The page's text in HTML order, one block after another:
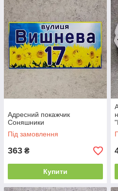
Адресний покажчик
Соняшники
Під замовлення
363 ₴
Купити